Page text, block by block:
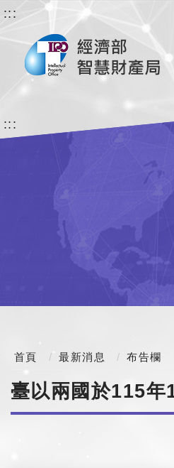
:::
:::
首頁 最新消息 布告欄
臺以兩國於115年